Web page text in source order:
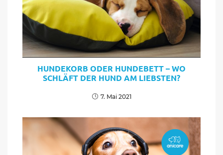
HUNDEKORB ODER HUNDEBETT – WO
SCHLÄFT DER HUND AM LIEBSTEN?
7. Mai 2021